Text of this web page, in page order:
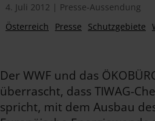
4. Juli 2012 | Presse-Aussendung
Österreich
Presse Schutzgebiete
Der WWF und das
überrascht, dass TIWAG-
spricht, mit dem Ausbau